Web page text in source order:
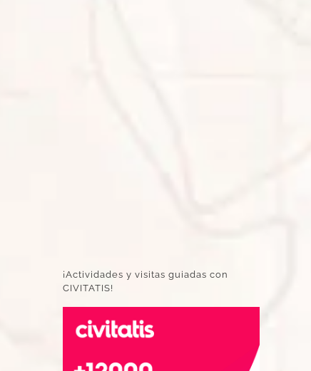
¡Actividades y visitas guiadas con
CIVITATIS!